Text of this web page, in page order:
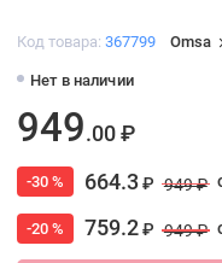
Код товара: 367799 Omsa
Нет в наличии
949.00 ₽
-30 % 664.3₽ 949 ₽
-20 % 759.2₽ 949 ₽